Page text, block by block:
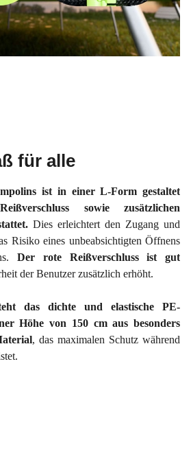
für alle
ist in einer L-Form gestaltet
sowie zusätzlichen
Dies erleichtert den Zugang und
Risiko eines unbeabsichtigten Öffnens
Der rote Reißverschluss ist gut
der Benutzer zusätzlich erhöht.
das dichte und elastische PE-
Höhe von 150 cm aus besonders
, das maximalen Schutz während